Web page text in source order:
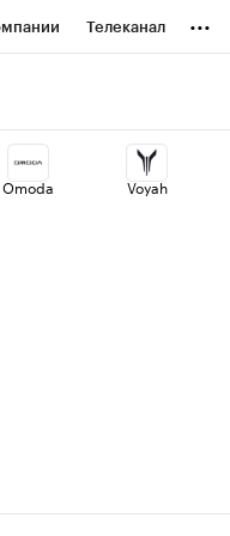
Телеканал ...
Omoda Voyah